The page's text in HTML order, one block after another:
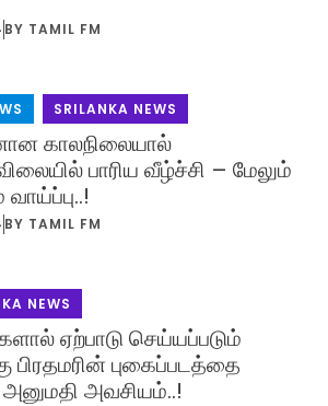
BY TAMIL FM
SRILANKA NEWS
காலநிலையால்
பாரிய வீழ்ச்சி – மேலும்
BY TAMIL FM
NEWS
ஏற்பாடு செய்யப்படும்
பிரதமரின் புகைப்படத்தை
அவசியம்..!